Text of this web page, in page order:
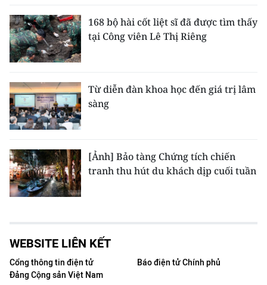
168 bộ hài cốt liệt sĩ đã được tìm thấy
tại Công viên Lê Thị Riêng
Từ diễn đàn khoa học đến giá trị lâm
sàng
[Ảnh] Bảo tàng Chứng tích chiến
tranh thu hút du khách dịp cuối tuần
WEBSITE LIÊN KẾT
Cổng thông tin điện tử
Đảng Cộng sản Việt Nam
Báo điện tử Chính phủ